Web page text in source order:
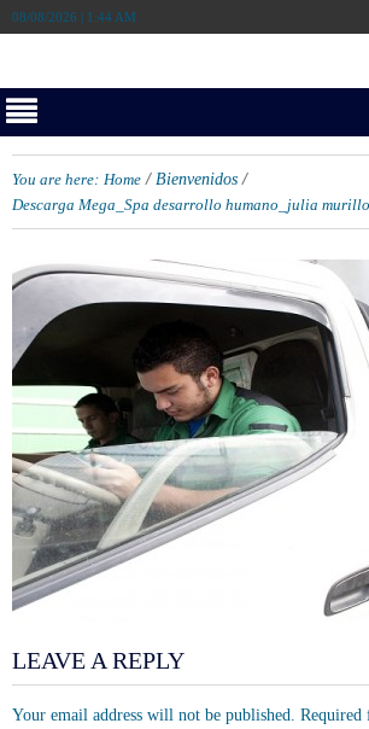
08/08/2026 | 1:44 AM
You are here: Home / Bienvenidos /
Descarga Mega_Spa desarrollo humano_julia
LEAVE A REPLY
Your email address will not be published. Required